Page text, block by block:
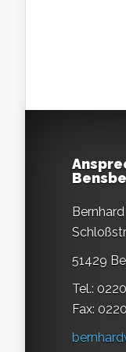
51429
Tel.:
Fax: